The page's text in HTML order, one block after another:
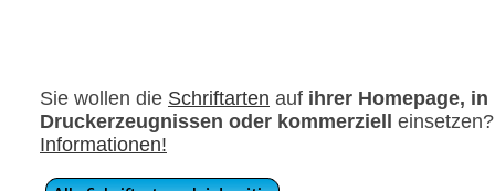
Sie wollen die Schriftarten auf ihrer Homepage, in
Druckerzeugnissen oder kommerziell
Informationen!